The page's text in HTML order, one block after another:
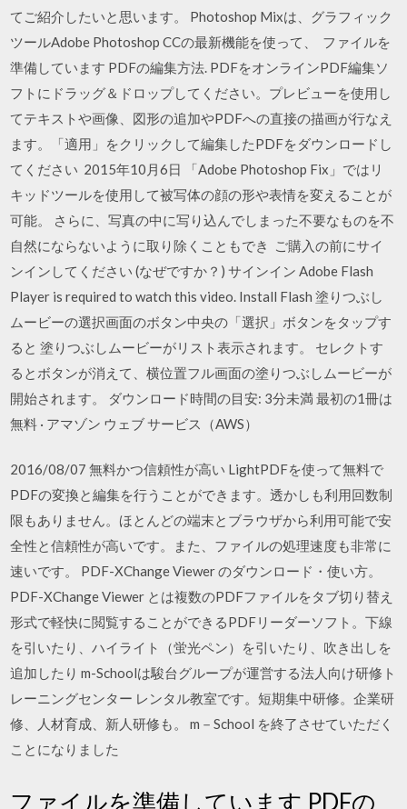
てご紹介したいと思います。 Photoshop Mixは、グラフィック
ツールAdobe Photoshop CCの最新機能を使って、 ファイルを
準備しています PDFの編集方法. PDFをオンラインPDF編集ソ
フトにドラッグ＆ドロップしてください。プレビューを使用し
てテキストや画像、図形の追加やPDFへの直接の描画が行なえ
ます。「適用」をクリックして編集したPDFをダウンロードし
てください 2015年10月6日 「Adobe Photoshop Fix」ではリ
キッドツールを使用して被写体の顔の形や表情を変えることが
可能。 さらに、写真の中に写り込んでしまった不要なものを不
自然にならないように取り除くこともでき ご購入の前にサイ
ンインしてください (なぜですか？) サインイン Adobe Flash
Player is required to watch this video. Install Flash 塗りつぶし
ムービーの選択画面のボタン中央の「選択」ボタンをタップす
ると 塗りつぶしムービーがリスト表示されます。 セレクトす
るとボタンが消えて、横位置フル画面の塗りつぶしムービーが
開始されます。 ダウンロード時間の目安: 3分未満 最初の1冊は
無料 · アマゾン ウェブ サービス（AWS）
2016/08/07 無料かつ信頼性が高い LightPDFを使って無料で
PDFの変換と編集を行うことができます。透かしも利用回数制
限もありません。ほとんどの端末とブラウザから利用可能で安
全性と信頼性が高いです。また、ファイルの処理速度も非常に
速いです。 PDF-XChange Viewer のダウンロード・使い方。
PDF-XChange Viewer とは複数のPDFファイルをタブ切り替え
形式で軽快に閲覧することができるPDFリーダーソフト。下線
を引いたり、ハイライト（蛍光ペン）を引いたり、吹き出しを
追加したり m-Schoolは駿台グループが運営する法人向け研修ト
レーニングセンター レンタル教室です。短期集中研修。企業研
修、人材育成、新人研修も。 m－School を終了させていただく
ことになりました
ファイルを準備しています PDFの